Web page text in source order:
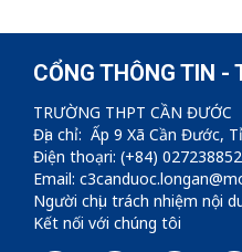
CỔNG THÔNG TIN -
TRƯỜNG THPT CẦN ĐƯỚC
Địa chỉ: Ấp 9 Xã Cần Đước,
Điện thoạri: (+84)
Email:
Người chịu trách nhiệm nội
Kết nối với chúng tôi